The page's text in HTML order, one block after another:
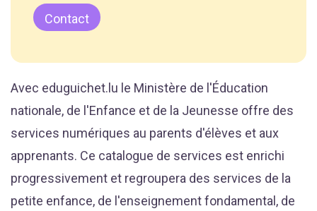
Contact
Avec eduguichet.lu le Ministère de l'Éducation
nationale, de l'Enfance et de la Jeunesse offre des
services numériques au parents d'élèves et aux
apprenants. Ce catalogue de services est enrichi
progressivement et regroupera des services de la
petite enfance, de l'enseignement fondamental, de